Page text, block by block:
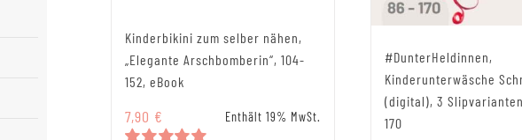
Kinderbikini zum selber nähen,
„Elegante Arschbomberin“, 104-
152, eBook
7,90 € Enthält 19% MwSt.
#DunterHeldinnen,
Kinderunterwäsche
(digital), 3
170